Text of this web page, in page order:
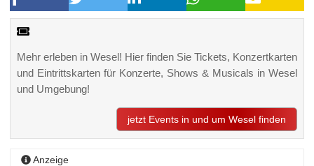
Mehr erleben in Wesel! Hier finden Sie Tickets, Konzertkarten
und Eintrittskarten für Konzerte, Shows & Musicals in Wesel
und Umgebung!
jetzt Events in und um Wesel finden
Anzeige